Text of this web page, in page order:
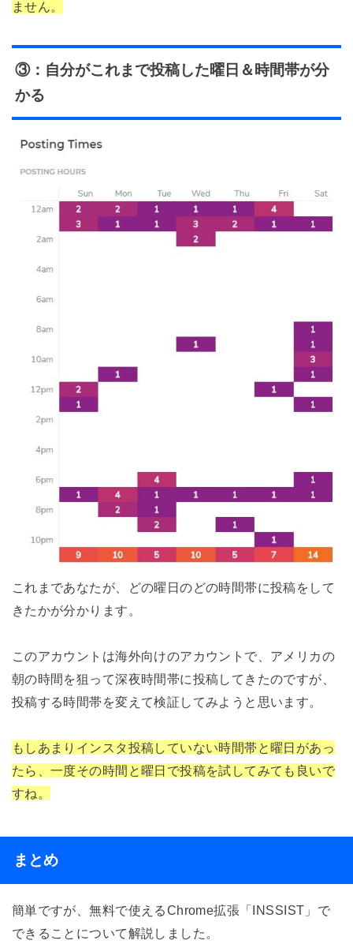
ません。
③：自分がこれまで投稿した曜日＆時間帯が分
かる
これまであなたが、どの曜日のどの時間帯に投稿をして
きたかが分かります。
このアカウントは海外向けのアカウントで、アメリカの
朝の時間を狙って深夜時間帯に投稿してきたのですが、
投稿する時間帯を変えて検証してみようと思います。
もしあまりインスタ投稿していない時間帯と曜日があっ
たら、一度その時間と曜日で投稿を試してみても良いで
すね。
まとめ
簡単ですが、無料で使えるChrome拡張「INSSIST」で
できることについて解説しました。